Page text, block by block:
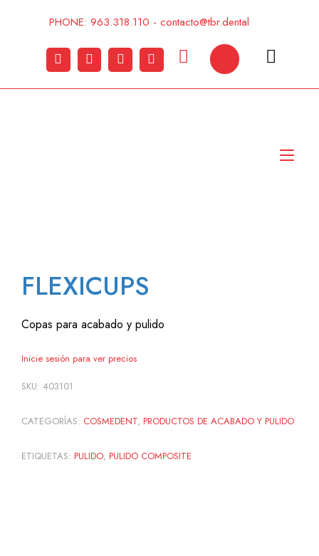
PHONE: 963.318.110 - contacto@tbr.dental
FLEXICUPS
Copas para acabado y pulido
Inicie sesión para ver precios
SKU: 403101
CATEGORÍAS: COSMEDENT, PRODUCTOS DE ACABADO Y PULIDO
ETIQUETAS: PULIDO, PULIDO COMPOSITE